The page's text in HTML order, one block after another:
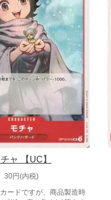
ャ 【UC】
30円(内税)
ードですが、商品製造時